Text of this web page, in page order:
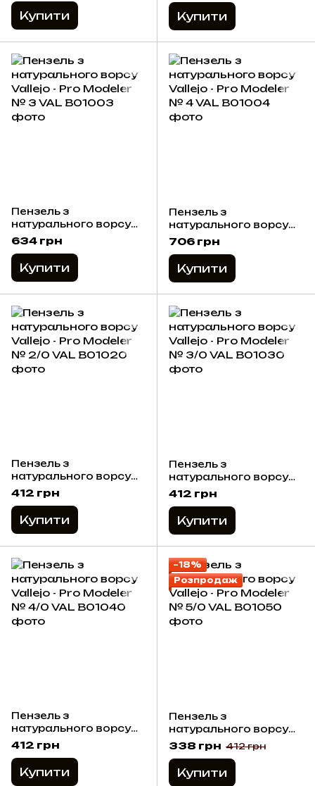
Купити Купити
Пензель з
натурального ворсу
Vallejo - Pro Modeler №
634 грн
Купити
Пензель з
натурального ворсу
Vallejo - Pro Modeler №
706 грн
Купити
Пензель з
натурального ворсу
Vallejo - Pro Modeler №
412 грн
Купити
Пензель з
натурального ворсу
Vallejo - Pro Modeler №
412 грн
Купити
Пензель з
натурального ворсу
Vallejo - Pro Modeler №
412 грн
Купити
−18%
Розпродаж
Пензель з
натурального ворсу
Vallejo - Pro Modeler №
338 грн 412 грн
Купити